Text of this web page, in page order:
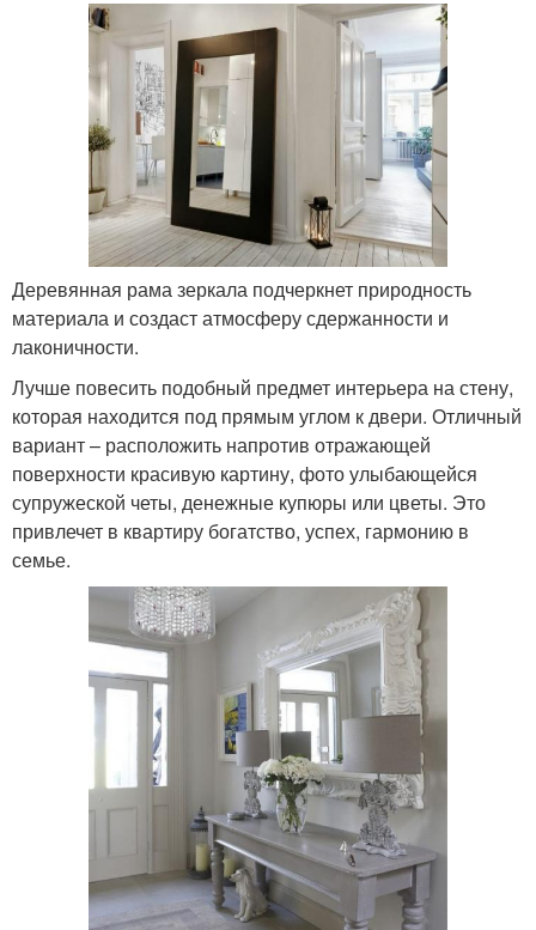
Деревянная рама зеркала подчеркнет природность
материала и создаст атмосферу сдержанности и
лаконичности.
Лучше повесить подобный предмет интерьера на стену,
которая находится под прямым углом к двери. Отличный
вариант – расположить напротив отражающей
поверхности красивую картину, фото улыбающейся
супружеской четы, денежные купюры или цветы. Это
привлечет в квартиру богатство, успех, гармонию в
семье.